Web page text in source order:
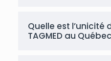
Quelle est l’unicité
TAGMED au